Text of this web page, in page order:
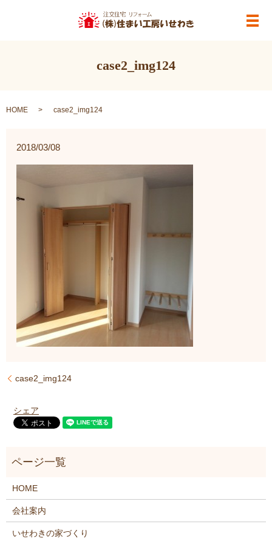
メ
case2_img124
HOME case2_img124
2018/03/08
case2_img124
シェア
HOME
会社案内
いせわきの家づくり